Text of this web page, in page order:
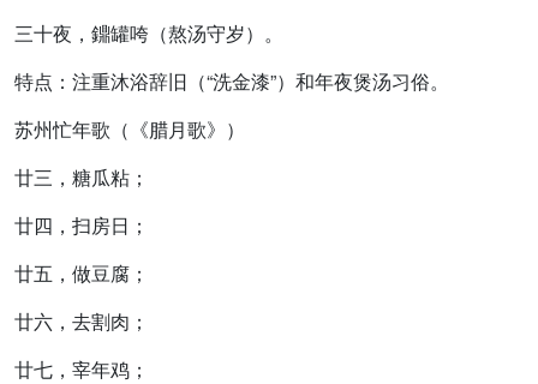
三十夜，鐤罐咵（熬汤守岁）。
特点：注重沐浴辞旧（“洗金漆”）和年夜煲汤习俗。
苏州忙年歌 （《腊月歌》）
廿三，糖瓜粘；
廿四，扫房日；
廿五，做豆腐；
廿六，去割肉；
廿七，宰年鸡；